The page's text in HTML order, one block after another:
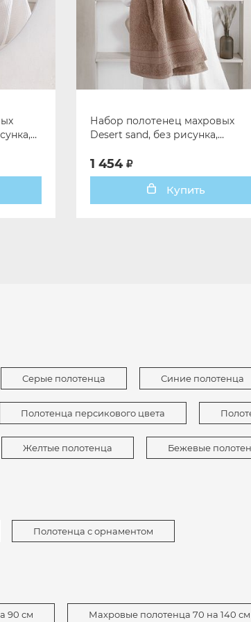
Набор полотенец махровых
Desert sand, без рисунка,
1 454
Купить
Серые полотенца Синие полотенца
Полотенца персикового цвета
Желтые полотенца Бежевые
Полотенца с орнаментом
90 см Махровые полотенца 70 на 140 см